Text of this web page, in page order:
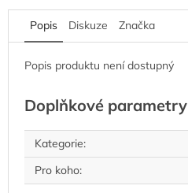
Popis Diskuze Značka
Popis produktu není dostupný
Doplňkové parametry
Kategorie:
Pro koho: